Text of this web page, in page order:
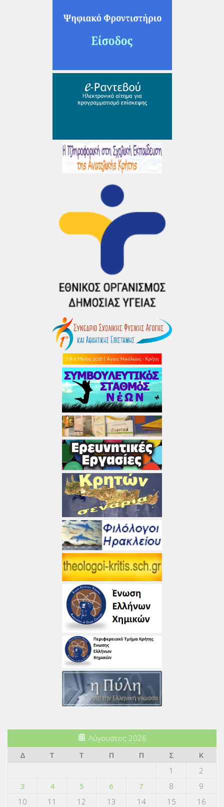
Αύγουστος 2026
Δ
Τ Τ Π Π Σ
Κ
1
2
3
4 5 6 7 8
9
10
11 12 13 14 15
16